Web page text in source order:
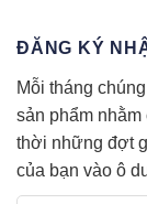
ĐĂNG KÝ
Mỗi tháng
sản phẩm
thời những đợt
của bạn vào ô